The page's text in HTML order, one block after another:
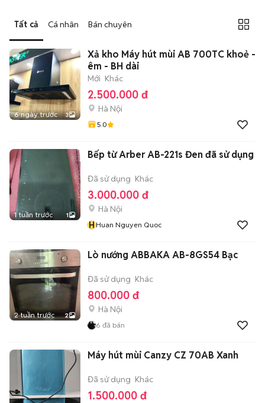
Tất cả Cá nhân Bán chuyên
6 ngày trước 3
Xả kho Máy hút mùi AB 700TC khoẻ -
êm - BH dài
Mới Khác
2.500.000 đ
Hà Nội
5.0
1 tuần trước 1
Bếp từ Arber AB-221s Đen đã sử dụng
Đã sử dụng Khác
3.000.000 đ
Hà Nội
HHuan Nguyen Quoc
2 tuần trước 2
Lò nướng ABBAKA AB-8GS54 Bạc
Đã sử dụng Khác
800.000 đ
Hà Nội
6 đã bán
Máy hút mùi Canzy CZ 70AB Xanh
Đã sử dụng Khác
1.500.000 đ